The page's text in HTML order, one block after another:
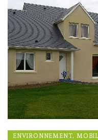
ENVIRONNEMENT,